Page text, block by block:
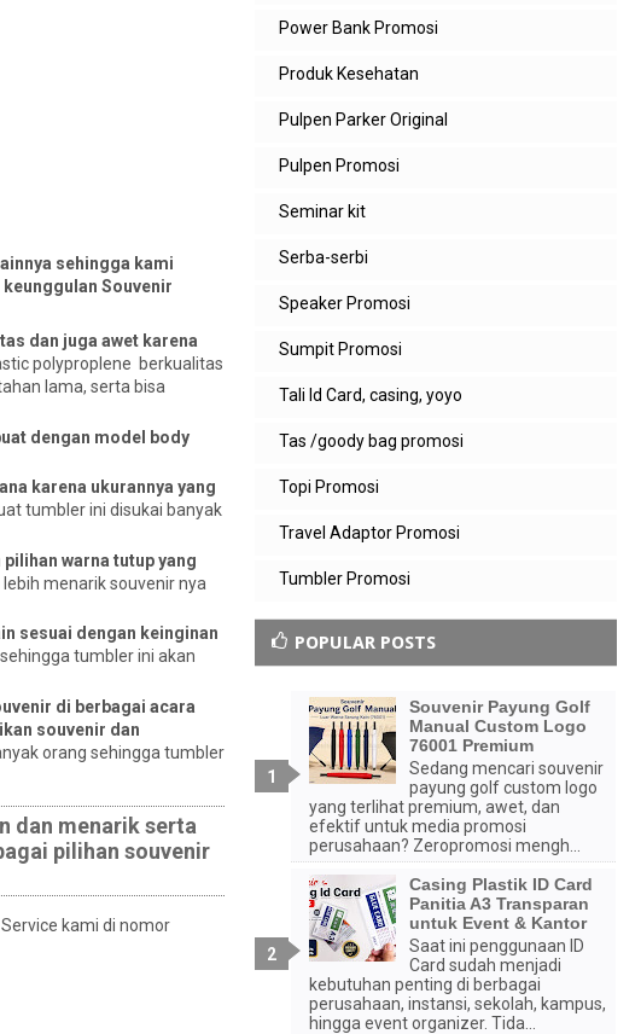
sehingga kami
Souvenir
dan juga awet karena
polyproplene berkualitas
lama, serta bisa
dengan model body
karena ukurannya yang
tumbler ini disukai banyak
warna tutup yang
menarik souvenir nya
sesuai dengan keinginan
tumbler ini akan
di berbagai acara
souvenir dan
orang sehingga tumbler
dan menarik serta
pilihan souvenir
kami di nomor
Power Bank Promosi
Produk Kesehatan
Pulpen Parker Original
Pulpen Promosi
Seminar kit
Serba-serbi
Speaker Promosi
Sumpit Promosi
Tali Id Card, casing, yoyo
Tas /goody bag promosi
Topi Promosi
Travel Adaptor Promosi
Tumbler Promosi
POPULAR POSTS
Souvenir Payung Golf
Manual Custom Logo
76001 Premium
Sedang mencari souvenir
payung golf custom logo
yang terlihat premium, awet, dan
efektif untuk media promosi
perusahaan? Zeropromosi mengh...
Casing Plastik ID Card
Panitia A3 Transparan
untuk Event & Kantor
Saat ini penggunaan ID
Card sudah menjadi
kebutuhan penting di berbagai
perusahaan, instansi, sekolah, kampus,
hingga event organizer. Tida...